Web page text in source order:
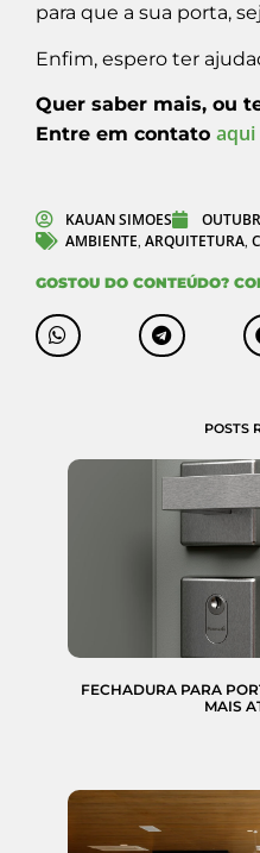
para que a sua porta,
Enfim, espero ter
Quer saber mais, ou
Entre em contato aqui
KAUAN SIMOES
AMBIENTE, ARQUITETURA,
GOSTOU DO CONTEÚDO?
POSTS
FECHADURA PARA
MAIS